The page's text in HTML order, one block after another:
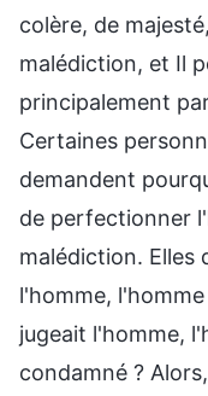
colère, de
malédiction, et Il
principalement
Certaines
demandent
de perfectionner
malédiction. Elles
l'homme,
jugeait l'homme,
condamné ?